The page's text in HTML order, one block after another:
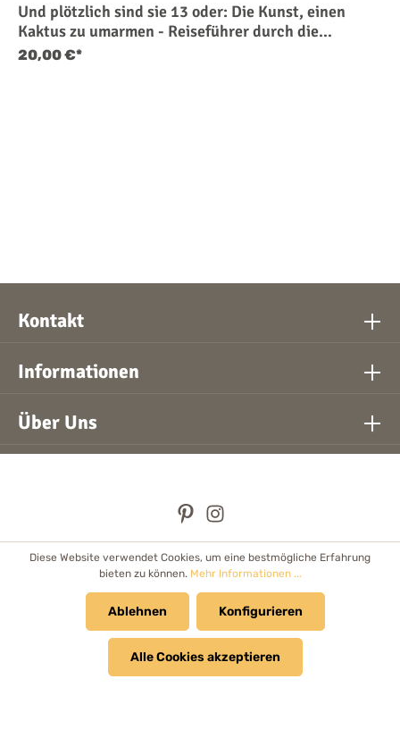
Und plötzlich sind sie 13 oder: Die Kunst, einen
Kaktus zu umarmen - Reiseführer durch die
Pubertät
20,00 €*
Kontakt
Informationen
Über Uns
* Alle Preise inkl. gesetzl. Mehrwertsteuer zzgl.Versandkosten
und ggf. Nachnahmegebühren, wenn nicht anders angegeben.
© 2026 Bolanz Verlag e.K. - Alle Rechte vorbehalten.
Händler Newsletter
Cookie Einstellungen
Kataloge & Prospekte
Diese Website verwendet Cookies, um eine bestmögliche Erfahrung
bieten zu können. Mehr Informationen ...
Ablehnen Konfigurieren
Alle Cookies akzeptieren